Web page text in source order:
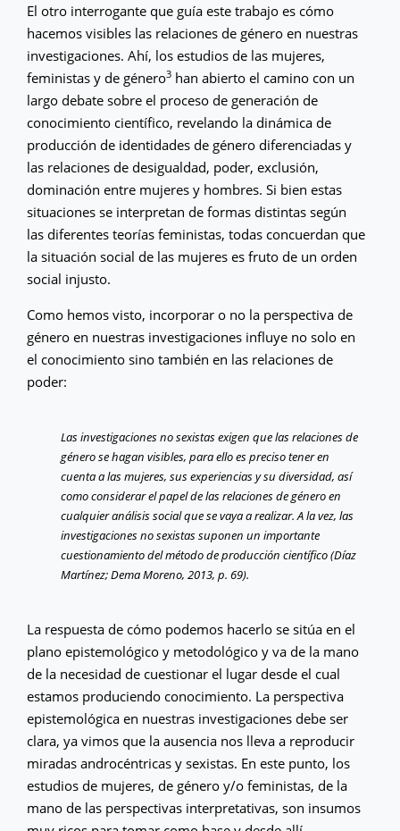
El otro interrogante que guía este trabajo es cómo
hacemos visibles las relaciones de género en nuestras
investigaciones. Ahí, los estudios de las mujeres,
feministas y de género3 han abierto el camino con un
largo debate sobre el proceso de generación de
conocimiento científico, revelando la dinámica de
producción de identidades de género diferenciadas y
las relaciones de desigualdad, poder, exclusión,
dominación entre mujeres y hombres. Si bien estas
situaciones se interpretan de formas distintas según
las diferentes teorías feministas, todas concuerdan que
la situación social de las mujeres es fruto de un orden
social injusto.
Como hemos visto, incorporar o no la perspectiva de
género en nuestras investigaciones influye no solo en
el conocimiento sino también en las relaciones de
poder:
Las investigaciones no sexistas exigen que las relaciones de
género se hagan visibles, para ello es preciso tener en
cuenta a las mujeres, sus experiencias y su diversidad, así
como considerar el papel de las relaciones de género en
cualquier análisis social que se vaya a realizar. A la vez, las
investigaciones no sexistas suponen un importante
cuestionamiento del método de producción científico (Díaz
Martínez; Dema Moreno, 2013, p. 69).
La respuesta de cómo podemos hacerlo se sitúa en el
plano epistemológico y metodológico y va de la mano
de la necesidad de cuestionar el lugar desde el cual
estamos produciendo conocimiento. La perspectiva
epistemológica en nuestras investigaciones debe ser
clara, ya vimos que la ausencia nos lleva a reproducir
miradas androcéntricas y sexistas. En este punto, los
estudios de mujeres, de género y/o feministas, de la
mano de las perspectivas interpretativas, son insumos